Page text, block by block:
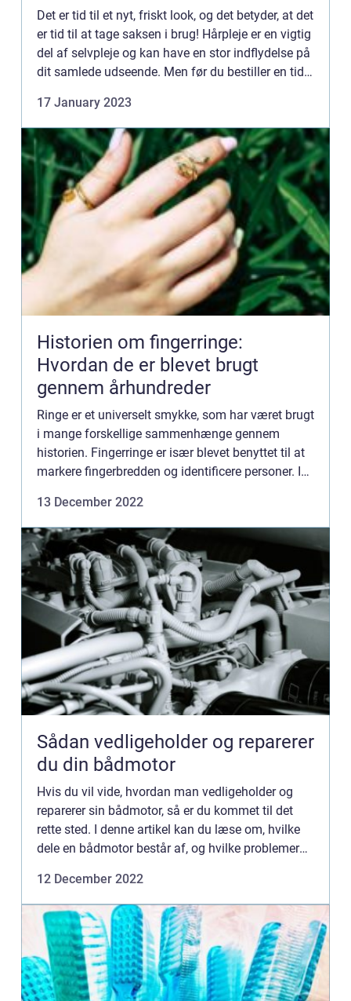
Det er tid til et nyt, friskt look, og det betyder, at det
er tid til at tage saksen i brug! Hårpleje er en vigtig
del af selvpleje og kan have en stor indflydelse på
dit samlede udseende. Men før du bestiller en tid
17 January 2023
Historien om fingerringe:
Hvordan de er blevet brugt
gennem århundreder
Ringe er et universelt smykke, som har været brugt
i mange forskellige sammenhænge gennem
historien. Fingerringe er især blevet benyttet til at
markere fingerbredden og identificere personer. I
fingerringenes his...
13 December 2022
Sådan vedligeholder og reparerer
du din bådmotor
Hvis du vil vide, hvordan man vedligeholder og
reparerer sin bådmotor, så er du kommet til det
rette sted. I denne artikel kan du læse om, hvilke
dele en bådmotor består af, og hvilke problemer
de forske...
12 December 2022